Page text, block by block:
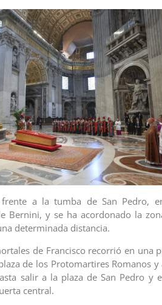
a la tumba de San Pedro,
Bernini, y se ha acordonado la
determinada distancia.
de Francisco recorrió en una
de los Protomartires Romanos y
salir a la plaza de San Pedro y
central.